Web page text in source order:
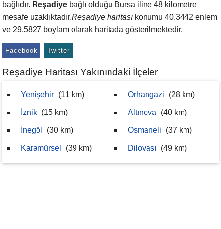
bağlıdır. Reşadiye bağlı olduğu Bursa iline 48 kilometre
mesafe uzaklıktadır.Reşadiye haritası konumu 40.3442 enlem
ve 29.5827 boylam olarak haritada gösterilmektedir.
Facebook Twitter
Reşadiye Haritası Yakınındaki İlçeler
Yenişehir (11 km)
İznik (15 km)
İnegöl (30 km)
Karamürsel (39 km)
Orhangazi (28 km)
Altınova (40 km)
Osmaneli (37 km)
Dilovası (49 km)